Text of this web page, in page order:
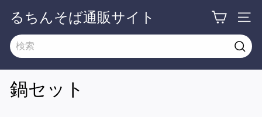
るちんそば通販サイト
鍋セット